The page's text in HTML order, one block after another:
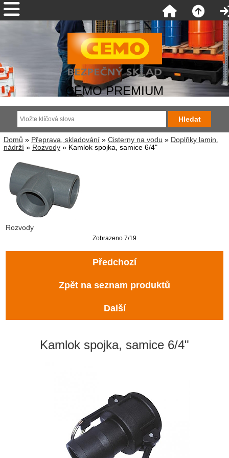
CEMO PREMIUM
Domů » Přeprava, skladování» Cisterny na vodu » Doplňky lamin.
nádrží» Rozvody» Kamlok spojka, samice 6/4"
Rozvody
Zobrazeno 7/19
Předchozí
Zpět na seznam produktů
Další
Kamlok spojka, samice 6/4"